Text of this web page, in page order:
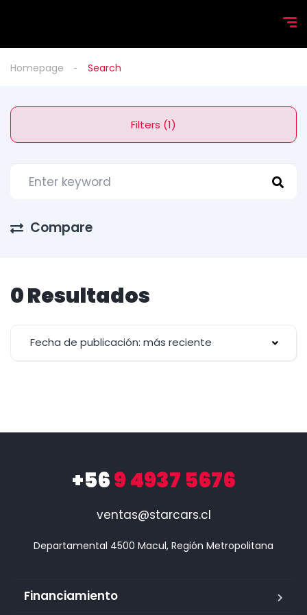
Homepage Search
Filters (1)
Compare
0 Resultados
Fecha de publicación: más reciente
+569 4937 5676
ventas@starcars.cl
Financiamiento